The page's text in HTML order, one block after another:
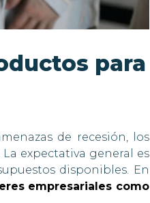
para
de recesión, los
expectativa general es
disponibles. En
empresariales como